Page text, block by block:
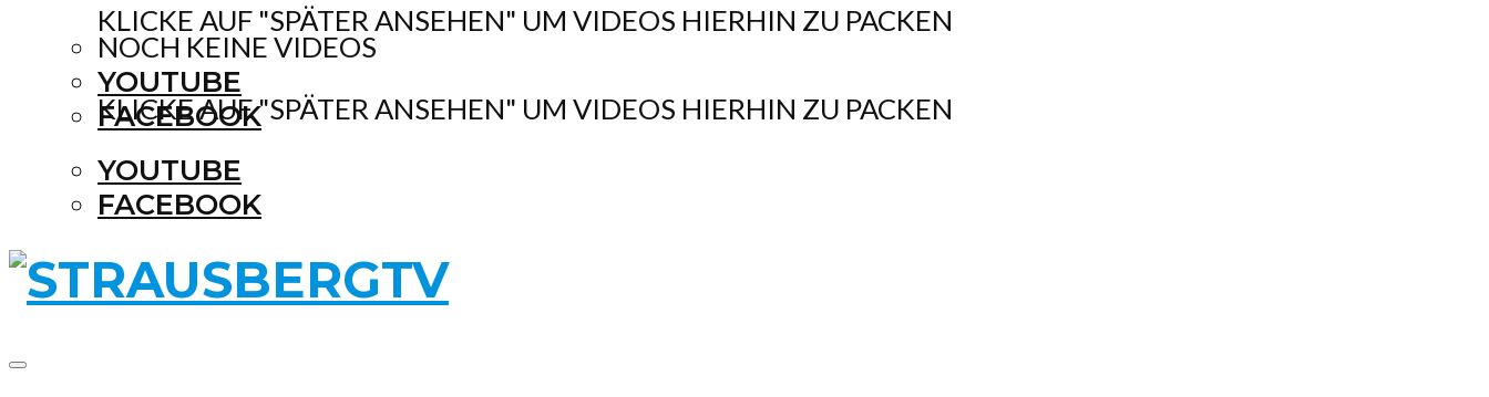
KLICKE AUF "SPÄTER ANSEHEN" UM VIDEOS HIERHIN ZU PACKEN
YOUTUBE
FACEBOOK
NOCH KEINE VIDEOS
KLICKE AUF "SPÄTER ANSEHEN" UM VIDEOS HIERHIN ZU PACKEN
YOUTUBE
FACEBOOK